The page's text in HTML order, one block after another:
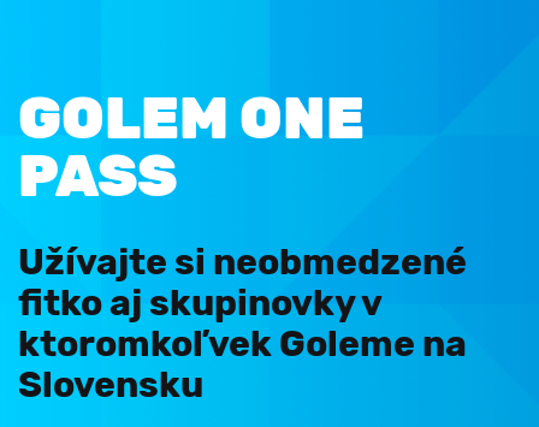
GOLEM ONE
PASS
Užívajte si neobmedzené
fitko aj skupinovky v
ktoromkoľvek Goleme na
Slovensku